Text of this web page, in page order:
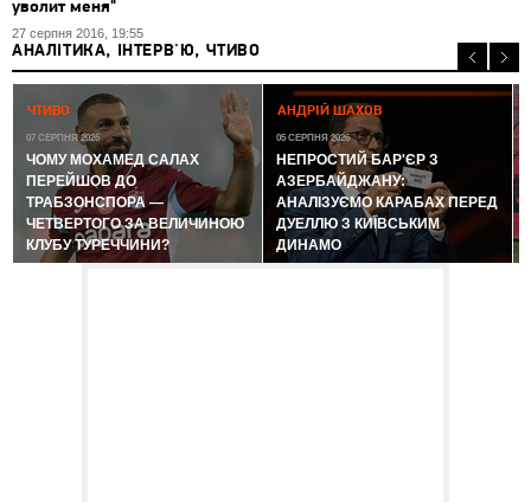
уволит меня"
27 серпня 2016, 19:55
АНАЛІТИКА, ІНТЕРВ'Ю, ЧТИВО
ЧТИВО
07 СЕРПНЯ 2026
ЧОМУ МОХАМЕД САЛАХ
ПЕРЕЙШОВ ДО
ТРАБЗОНСПОРА —
ЧЕТВЕРТОГО ЗА ВЕЛИЧИНОЮ
КЛУБУ ТУРЕЧЧИНИ?
АНДРІЙ ШАХОВ
05 СЕРПНЯ 2026
НЕПРОСТИЙ БАР'ЄР З
АЗЕРБАЙДЖАНУ:
АНАЛІЗУЄМО КАРАБАХ ПЕРЕД
ДУЕЛЛЮ З КИЇВСЬКИМ
ДИНАМО